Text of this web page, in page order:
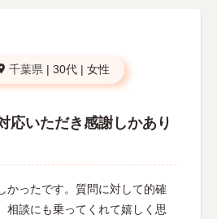
千葉県 | 30代 | 女性
応いただき感謝しかあり
かったです。質問に対して的確
相談にも乗ってくれて嬉しく思